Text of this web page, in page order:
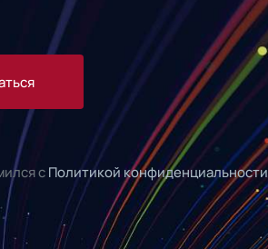
с Политикой конфиденциальности